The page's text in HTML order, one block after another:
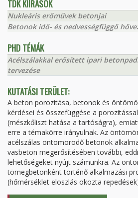
TDK KIÍRÁSOK
Nukleáris erőművek betonjai
Betonok idő- és nedvességfüggő
PHD TÉMÁK
Acélszálakkal erősített ipari
tervezése
KUTATÁSI TERÜLET:
A beton porozitása, betonok és
kérdései és összefüggése a
(mészkőliszt hatása a tartóságra),
erre a témakörre irányulnak. Az
acélszálas öntömörödő betonok
vasbeton megerősítésében további,
lehetőségeket nyújt számunkra. Az
tömegbetonként történő alkalmazási
(hőmérséklet eloszlás okozta